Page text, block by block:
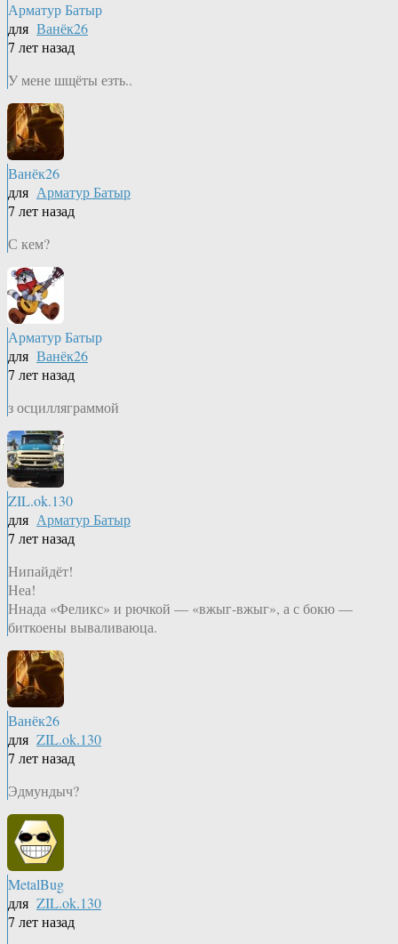
Арматур Батыр
для Ванёк26
7 лет назад
У мене шщёты езть..
Ванёк26
для Арматур Батыр
7 лет назад
С кем?
Арматур Батыр
для Ванёк26
7 лет назад
з осцилляграммой
ZIL.ok.130
для Арматур Батыр
7 лет назад
Нипайдёт!
Неа!
Ннада «Феликс» и рючкой — «вжыг-вжыг», а с бокю —
биткоены вываливаюца.
Ванёк26
для ZIL.ok.130
7 лет назад
Эдмундыч?
MetalBug
для ZIL.ok.130
7 лет назад